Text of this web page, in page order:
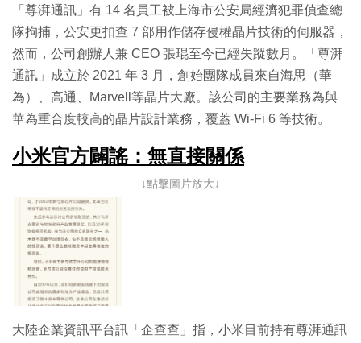
「尊湃通訊」有 14 名員工被上海市公安局經濟犯罪偵查總
隊拘捕，公安更扣查 7 部用作儲存侵權晶片技術的伺服器，
然而，公司創辦人兼 CEO 張琨至今已經失蹤數月。「 尊湃
通訊」成立於 2021 年 3 月，創始團隊成員來自海思（華
為）、高通、Marvell等晶片大廠。該公司的主要業務為與
華為重合度較高的晶片設計業務，覆蓋 Wi-Fi 6 等技術。
小米官方闢謠：無直接關係
↓點擊圖片放大↓
大陸企業資訊平台訊「企查查」指，小米目前持有尊湃通訊